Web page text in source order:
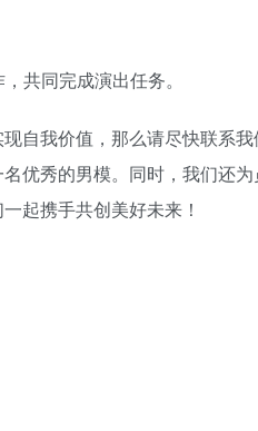
共同完成演出任务。
自我价值，那么请尽快联系我
优秀的男模。同时，我们还
起携手共创美好未来！